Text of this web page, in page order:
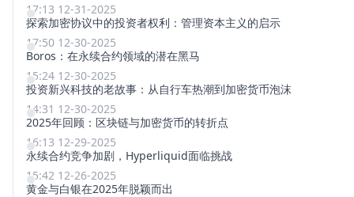
17:13 12-31-2025
探索加密协议中的投资者权利：管理资本主义的启示
17:50 12-30-2025
Boros：在永续合约领域的潜在黑马
15:24 12-30-2025
投资新兴科技的老故事：从自行车热潮到加密货币泡沫
14:31 12-30-2025
2025年回顾：区块链与加密货币的转折点
16:13 12-29-2025
永续合约竞争加剧，Hyperliquid面临挑战
15:42 12-26-2025
黄金与白银在2025年脱颖而出